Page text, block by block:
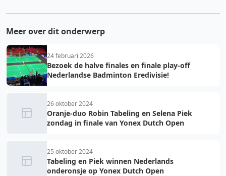
Meer over dit onderwerp
24 februari 2026
Bezoek de halve finales en finale play-off
Nederlandse Badminton Eredivisie!
26 oktober 2024
Oranje-duo Robin Tabeling en Selena Piek
zondag in finale van Yonex Dutch Open
25 oktober 2024
Tabeling en Piek winnen Nederlands
onderonsje op Yonex Dutch Open